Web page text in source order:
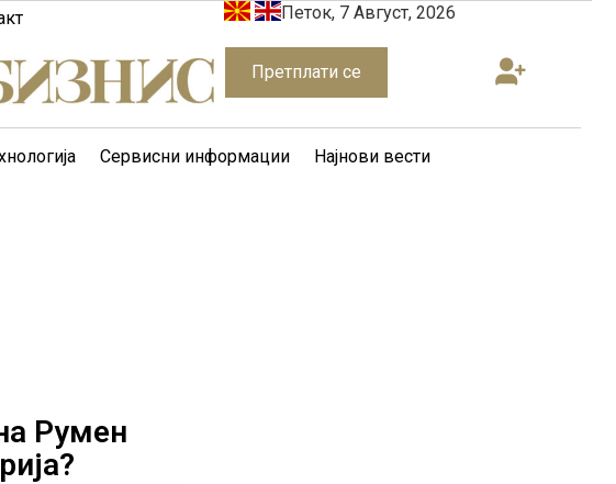
Петок, 7 Август, 2026
Претплати се
Сервисни информации Најнови вести
Румен